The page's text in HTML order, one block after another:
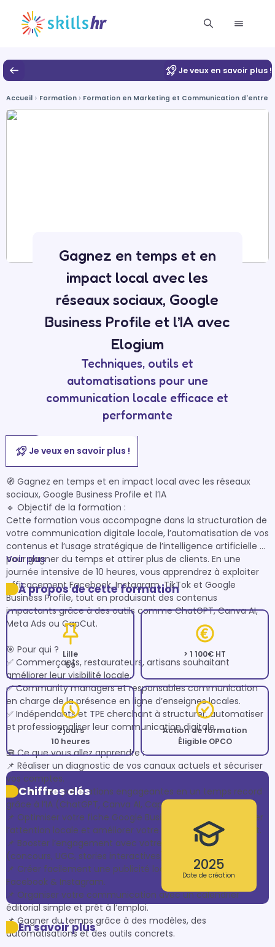
Je veux en savoir plus !
Accueil Formation Formation en Marketing et Communication
Gagnez en temps et en
impact local avec les
réseaux sociaux, Google
Business Profile et l’IA avec
Elogium
Techniques, outils et
automatisations pour une
communication locale efficace et
performante
Je veux en savoir plus !
🧭 Gagnez en temps et en impact local avec les réseaux
sociaux, Google Business Profile et l’IA
🔹 Objectif de la formation :
Cette formation vous accompagne dans la structuration de
votre communication digitale locale, l’automatisation de vos
contenus et l’usage stratégique de l’intelligence artificielle
pour gagner du temps et attirer plus de clients. En une
journée intensive de 10 heures, vous apprendrez à exploiter
efficacement Facebook, Instagram, TikTok et Google
Business Profile, tout en produisant des contenus
impactants grâce à des outils comme ChatGPT, Canva AI,
Meta Ads ou CapCut.
🎯 Pour qui ?
✅ Commerçants, restaurateurs, artisans souhaitant
améliorer leur visibilité locale.
✅ Community managers et responsables communication
en charge de la présence en ligne d’enseignes locales.
✅ Indépendants et TPE cherchant à structurer, automatiser
et professionnaliser leur communication digitale.
🧰 Ce que vous allez apprendre :
📌 Réaliser un diagnostic de vos canaux actuels et sécuriser
vos comptes.
📌 Créer des publications engageantes en un temps record
grâce à l’IA (ChatGPT, Canva AI, CapCut).
📌 Optimiser votre fiche Google Business Profile pour capter
l’attention locale et améliorer votre référencement gratuit.
📌 Booster l’engagement avec votre communauté
(concours, UGC, stories interactives).
📌 Créer facilement une publicité locale performante sur
Facebook & Instagram.
📌 Organiser votre communication avec un calendrier
éditorial simple et prêt à l’emploi.
📌 Gagner du temps grâce à des modèles, des
automatisations et des outils concrets.
Voir plus
À propos de cette formation
Lille
59
> 1 100€ HT
2 jours
10 heures
Action de formation
Éligible OPCO
Chiffres clés
2025
Date de création
En savoir plus